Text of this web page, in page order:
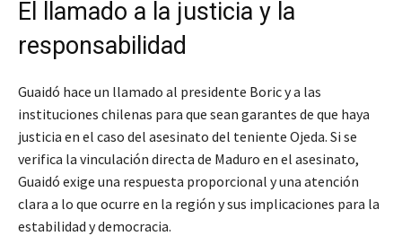
El llamado a la justicia y la
responsabilidad
Guaidó hace un llamado al presidente Boric y a las
instituciones chilenas para que sean garantes de que haya
justicia en el caso del asesinato del teniente Ojeda. Si se
verifica la vinculación directa de Maduro en el asesinato,
Guaidó exige una respuesta proporcional y una atención
clara a lo que ocurre en la región y sus implicaciones para la
estabilidad y democracia.